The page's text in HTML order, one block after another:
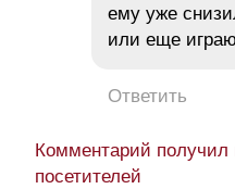
ему уже
или еще
Ответить
Комментарий получил
посетителей